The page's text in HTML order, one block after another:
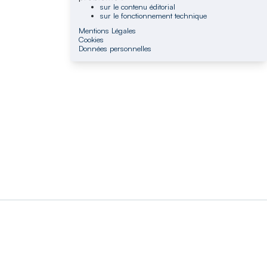
sur le contenu éditorial
sur le fonctionnement technique
Mentions Légales
Cookies
Données personnelles